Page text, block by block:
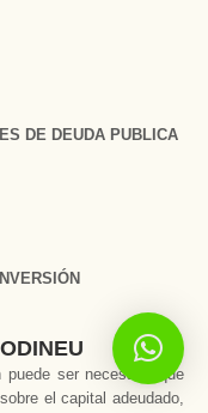
DE DEUDA PUBLICA
ser necesario que
el capital adeudado,